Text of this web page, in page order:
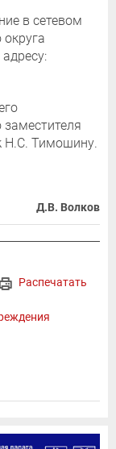
в сетевом
округа
Н.С. Тимошину.
Д.В. Волков
Распечатать